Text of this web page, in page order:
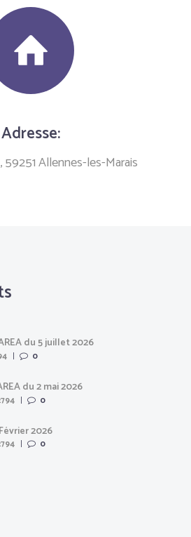
Adresse:
59251 Allennes-les-Marais
du 5 juillet 2026
0
du 2 mai 2026
0
2026
0